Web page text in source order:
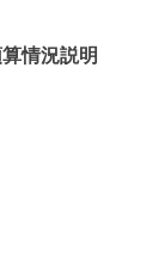
情況説明